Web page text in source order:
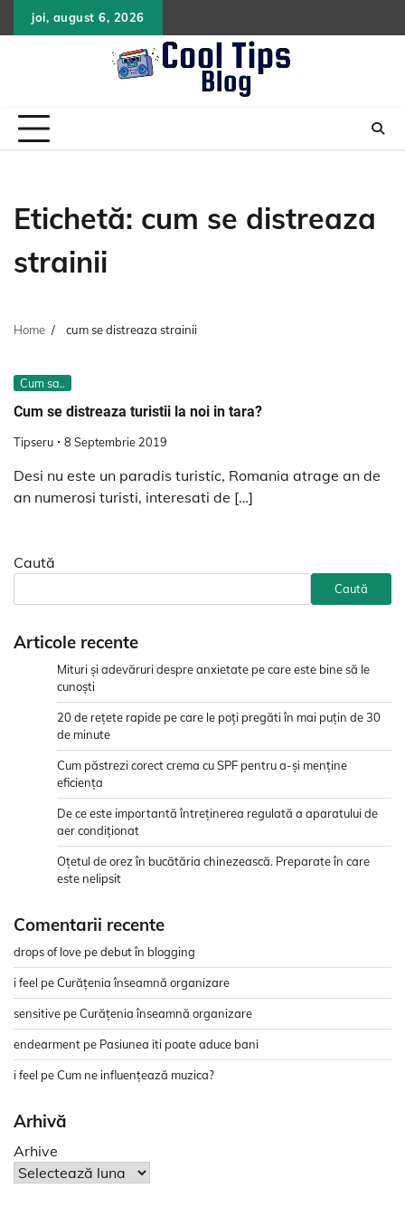
to
joi, august 6, 2026
Etichetă: cum se distreaza
strainii
Home cum se distreaza strainii
Cum sa..
Cum se distreaza turistii la noi in tara?
Tipseru 8 Septembrie 2019
Desi nu este un paradis turistic, Romania atrage an de
an numerosi turisti, interesati de […]
Caută
Caută
Articole recente
Mituri și adevăruri despre anxietate pe care este bine să le
cunoști
20 de rețete rapide pe care le poți pregăti în mai puțin de 30
de minute
Cum păstrezi corect crema cu SPF pentru a-și menține
eficiența
De ce este importantă întreținerea regulată a aparatului de
aer condiționat
Oțetul de orez în bucătăria chinezească. Preparate în care
este nelipsit
Comentarii recente
drops of love pedebut în blogging
i feel peCurățenia înseamnă organizare
sensitive peCurățenia înseamnă organizare
endearment pe Pasiunea iti poate aduce bani
i feel peCum ne influențează muzica?
Arhivă
Arhive